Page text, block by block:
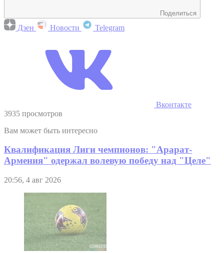
Поделиться
Дзен Новости Telegram
Вконтакте
3935 просмотров
Вам может быть интересно
Квалификация Лиги чемпионов: "Арарат-
Армения" одержал волевую победу над "Целе"
20:56, 4 авг 2026